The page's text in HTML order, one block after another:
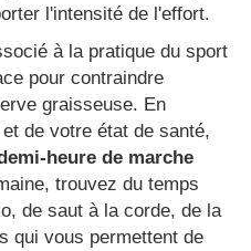
l'intensité de l'effort.
à la pratique du sport
pour contraindre
graisseuse. En
de votre état de santé,
heure de marche
trouvez du temps
de saut à la corde, de la
qui vous permettent de